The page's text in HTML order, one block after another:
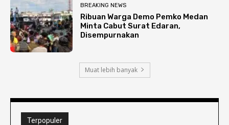
BREAKING NEWS
Ribuan Warga Demo Pemko Medan
Minta Cabut Surat Edaran,
Disempurnakan
Muat lebih banyak
Terpopuler